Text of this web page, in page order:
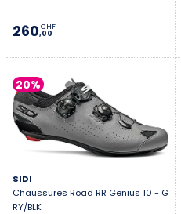
260,00
CHF
20%
SIDI
Chaussures Road RR Genius 10 - G
RY/BLK